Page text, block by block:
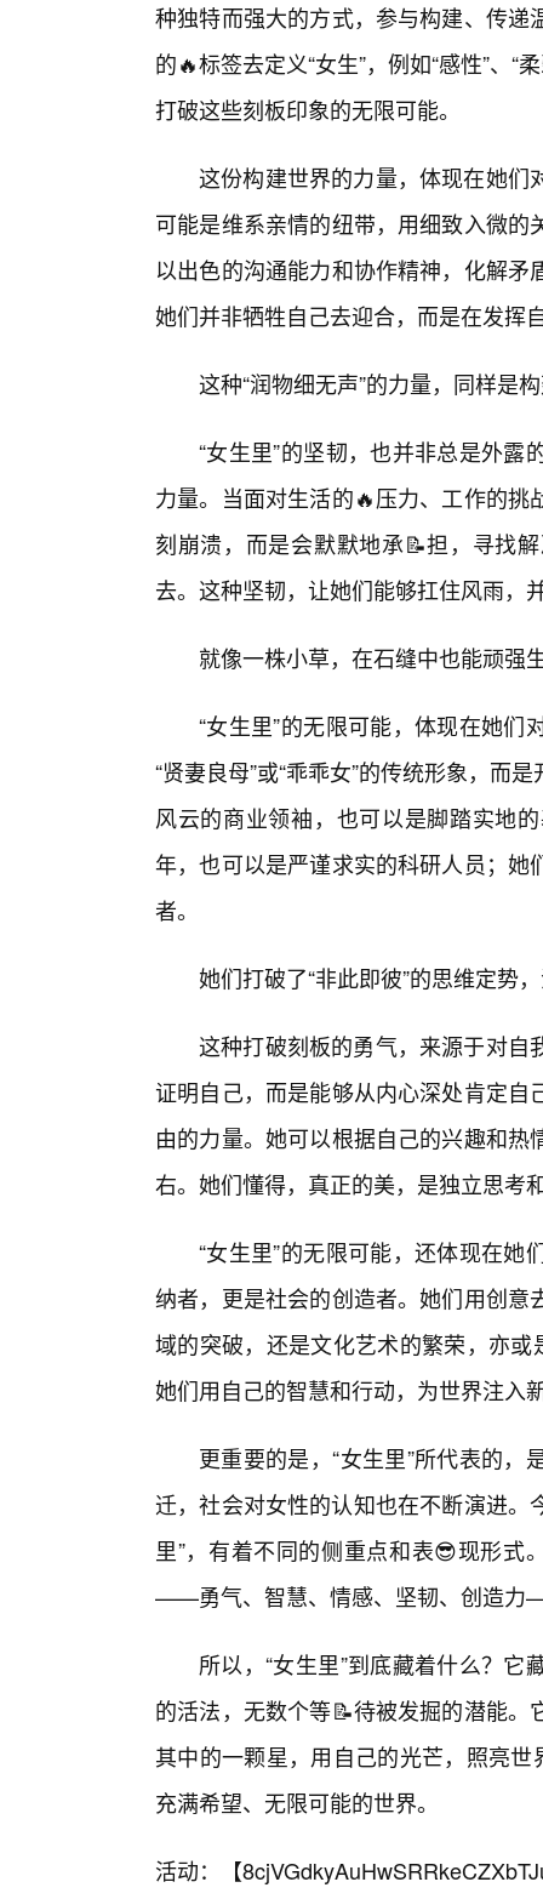
种独特而强大的方式，参与构建、传
的🔥标签去定义“女生”，例如“感性”、“
打破这些刻板印象的无限可能。
这份构建世界的力量，体现在她们
可能是维系亲情的纽带，用细致入微
以出色的沟通能力和协作精神，化解
她们并非牺牲自己去迎合，而是在发挥
这种“润物细无声”的力量，同样是
“女生里”的坚韧，也并非总是外
力量。当面对生活的🔥压力、工作的
刻崩溃，而是会默默地承📝担，寻找
去。这种坚韧，让她们能够扛住风雨，
就像一株小草，在石缝中也能顽强
“女生里”的无限可能，体现在她
“贤妻良母”或“乖乖女”的传统形象，而
风云的商业领袖，也可以是脚踏实地
年，也可以是严谨求实的科研人员；
者。
她们打破了“非此即彼”的思维定势
这种打破刻板的勇气，来源于对自
证明自己，而是能够从内心深处肯定
由的力量。她可以根据自己的兴趣和
右。她们懂得，真正的美，是独立思考
“女生里”的无限可能，还体现在
纳者，更是社会的创造者。她们用创
域的突破，还是文化艺术的繁荣，亦
她们用自己的智慧和行动，为世界注入
更重要的是，“女生里”所代表的
迁，社会对女性的认知也在不断演进。
里”，有着不同的侧重点和表😎现形式
——勇气、智慧、情感、坚韧、创造
所以，“女生里”到底藏着什么？
的活法，无数个等📝待被发掘的潜能
其中的一颗星，用自己的光芒，照亮
充满希望、无限可能的世界。
活动：【